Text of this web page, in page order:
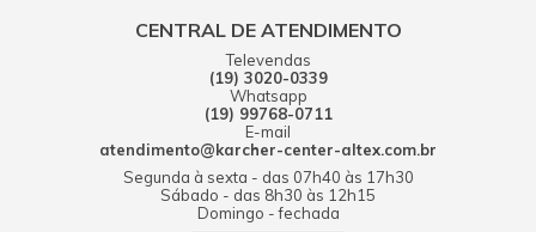
CENTRAL DE ATENDIMENTO
Televendas
(19) 3020-0339
Whatsapp
(19) 99768-0711
E-mail
atendimento@karcher-center-altex.com.br
Segunda à sexta - das 07h40 às 17h30
Sábado - das 8h30 às 12h15
Domingo - fechada